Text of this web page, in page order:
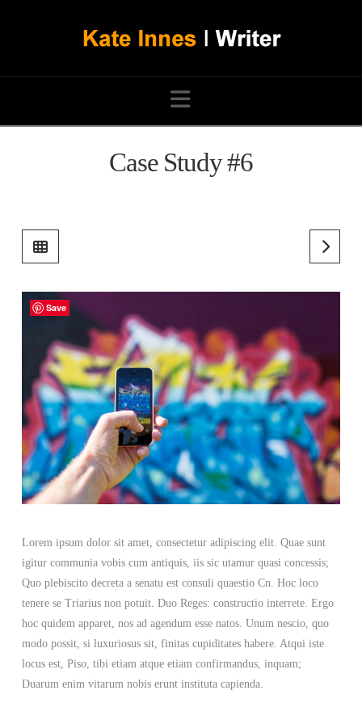
Navigation
Case Study #6
Lorem ipsum dolor sit amet, consectetur adipiscing elit. Quae sunt
igitur communia vobis cum antiquis, iis sic utamur quasi concessis;
Quo plebiscito decreta a senatu est consuli quaestio Cn. Hoc loco
tenere se Triarius non potuit. Duo Reges: constructio interrete. Ergo
hoc quidem apparet, nos ad agendum esse natos. Unum nescio, quo
modo possit, si luxuriosus sit, finitas cupiditates habere. Atqui iste
locus est, Piso, tibi etiam atque etiam confirmandus, inquam;
Duarum enim vitarum nobis erunt instituta capienda.
Save